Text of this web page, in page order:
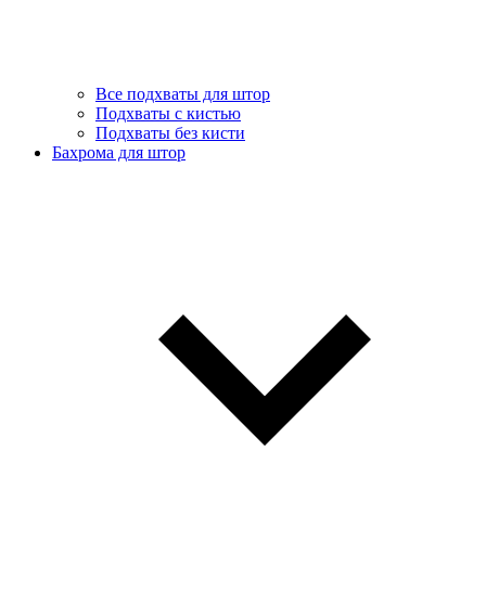
Все подхваты для штор
Подхваты с кистью
Подхваты без кисти
Бахрома для штор